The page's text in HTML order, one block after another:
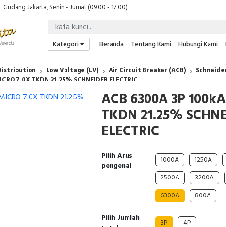
Gudang Jakarta, Senin - Jumat (09:00 - 17:00)
Showroom Bali, Senin - Jumat (09:00 - 17:00)
Kantor Jakarta, Senin - Jumat (08:00 - 17:00)
Gudang Jakarta, Senin - Jumat (09:00 - 17:00)
Showroom Bali, Senin - Jumat (09:00 - 17:00)
Kategori Beranda Tentang Kami Hubungi Kami
Low Voltage (LV) Air Circuit Breaker (ACB)
7.0X TKDN 21.25% SCHNEIDER ELECTRIC
ACB 6300A 3P
TKDN 21.25%
ELECTRIC
Pilih Arus
pengenal
1000A 1250A
2500A
3200A
6300A
800A
Pilih Jumlah
3P 4P